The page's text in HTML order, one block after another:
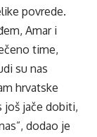
povrede.
Amar i
time,
su nas
hrvatske
još jače dobiti,
dodao je